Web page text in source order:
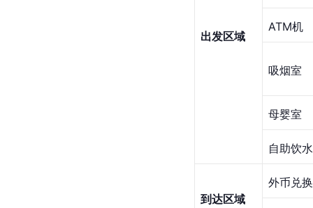
出发区域
ATM机
吸烟室
母婴室
自助饮
到达区域
外币兑